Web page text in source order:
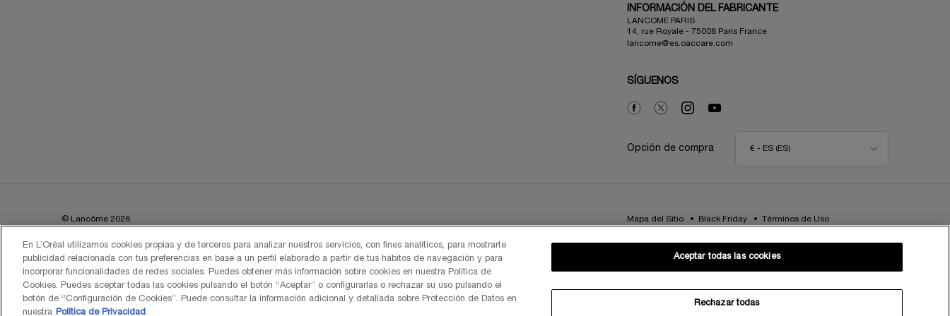
INFORMACIÓN DEL FABRICANTE
LANCOME PARIS
14, rue Royale - 75008 Paris France
lancome@es.oaccare.com
SÍGUENOS
Opción de compra € - ES (ES)
© Lancôme 2026 Mapa del Sitio Black Friday
Términos de Uso
Política de Cookies
TÉRMINOS DE USO LANCOME.ES Y BYONDXR
En L’Oréal utilizamos cookies propias y de terceros para analizar nuestros servicios, con fines analíticos, para mostrarte
publicidad relacionada con tus preferencias en base a un perfil elaborado a partir de tus hábitos de navegación y para
incorporar funcionalidades de redes sociales. Puedes obtener más información sobre cookies en nuestra Política de
Cookies. Puedes aceptar todas las cookies pulsando el botón “Aceptar” o configurarlas o rechazar su uso pulsando el
botón de “Configuración de Cookies”. Puede consultar la información adicional y detallada sobre Protección de Datos en
nuestra Política de Privacidad
Rechazar todas
Aceptar todas las cookies